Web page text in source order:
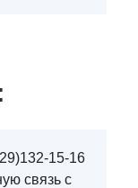
15-16
связь с